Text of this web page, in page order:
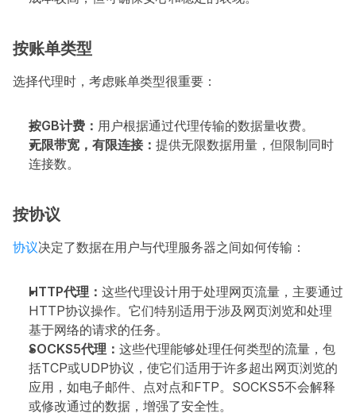
按账单类型
选择代理时，考虑账单类型很重要：
按GB计费： 用户根据通过代理传输的数据量收费。
无限带宽，有限连接： 提供无限数据用量，但限制同时
连接数。
按协议
协议决定了数据在用户与代理服务器之间如何传输：
HTTP代理： 这些代理设计用于处理网页流量，主要通过
HTTP协议操作。它们特别适用于涉及网页浏览和处理
基于网络的请求的任务。
SOCKS5代理： 这些代理能够处理任何类型的流量，包
括TCP或UDP协议，使它们适用于许多超出网页浏览的
应用，如电子邮件、点对点和FTP。SOCKS5不会解释
或修改通过的数据，增强了安全性。